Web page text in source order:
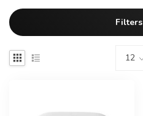
Filters